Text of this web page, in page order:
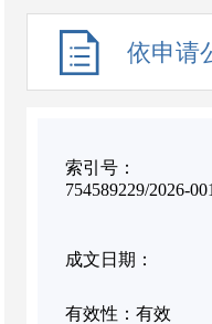
依申请
索引号：
754589229/2026-
成文日期：
有效性：有效